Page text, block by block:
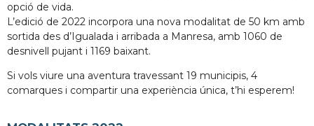
opció de vida.
L’edició de 2022 incorpora una nova modalitat de 50 km amb
sortida des d’Igualada i arribada a Manresa, amb 1060 de
desnivell pujant i 1169 baixant.
Si vols viure una aventura travessant 19 municipis, 4
comarques i compartir una experiència única, t’hi esperem!